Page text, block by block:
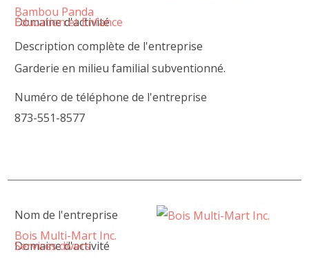
Bambou Panda
Domaine d'activité
Éducation et Enfance
Description complète de l'entreprise
Garderie en milieu familial subventionné.
Numéro de téléphone de l'entreprise
873-551-8577
Nom de l'entreprise
Bois Multi-Mart Inc.
Domaine d'activité
Services divers